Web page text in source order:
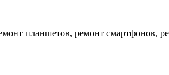
планшетов, ремонт смартфонов,